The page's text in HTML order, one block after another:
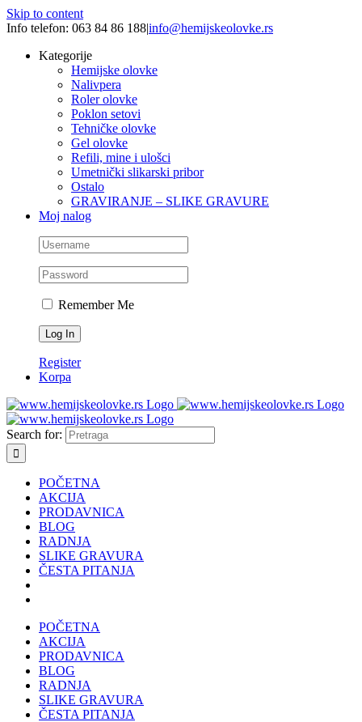
Skip to content
Info telefon: 063 84 86 188|info@hemijskeolovke.rs
Kategorije
Hemijske olovke
Nalivpera
Roler olovke
Poklon setovi
Tehničke olovke
Gel olovke
Refili, mine i ulošci
Umetnički slikarski pribor
Ostalo
GRAVIRANJE – SLIKE GRAVURE
Moj nalog
Remember Me
Register
Korpa
Search for:
POČETNA
AKCIJA
PRODAVNICA
BLOG
RADNJA
SLIKE GRAVURA
ČESTA PITANJA
POČETNA
AKCIJA
PRODAVNICA
BLOG
RADNJA
SLIKE GRAVURA
ČESTA PITANJA